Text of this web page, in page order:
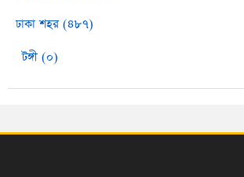
ঢাকা শহর (৪৮৭)
টঙ্গী (০)